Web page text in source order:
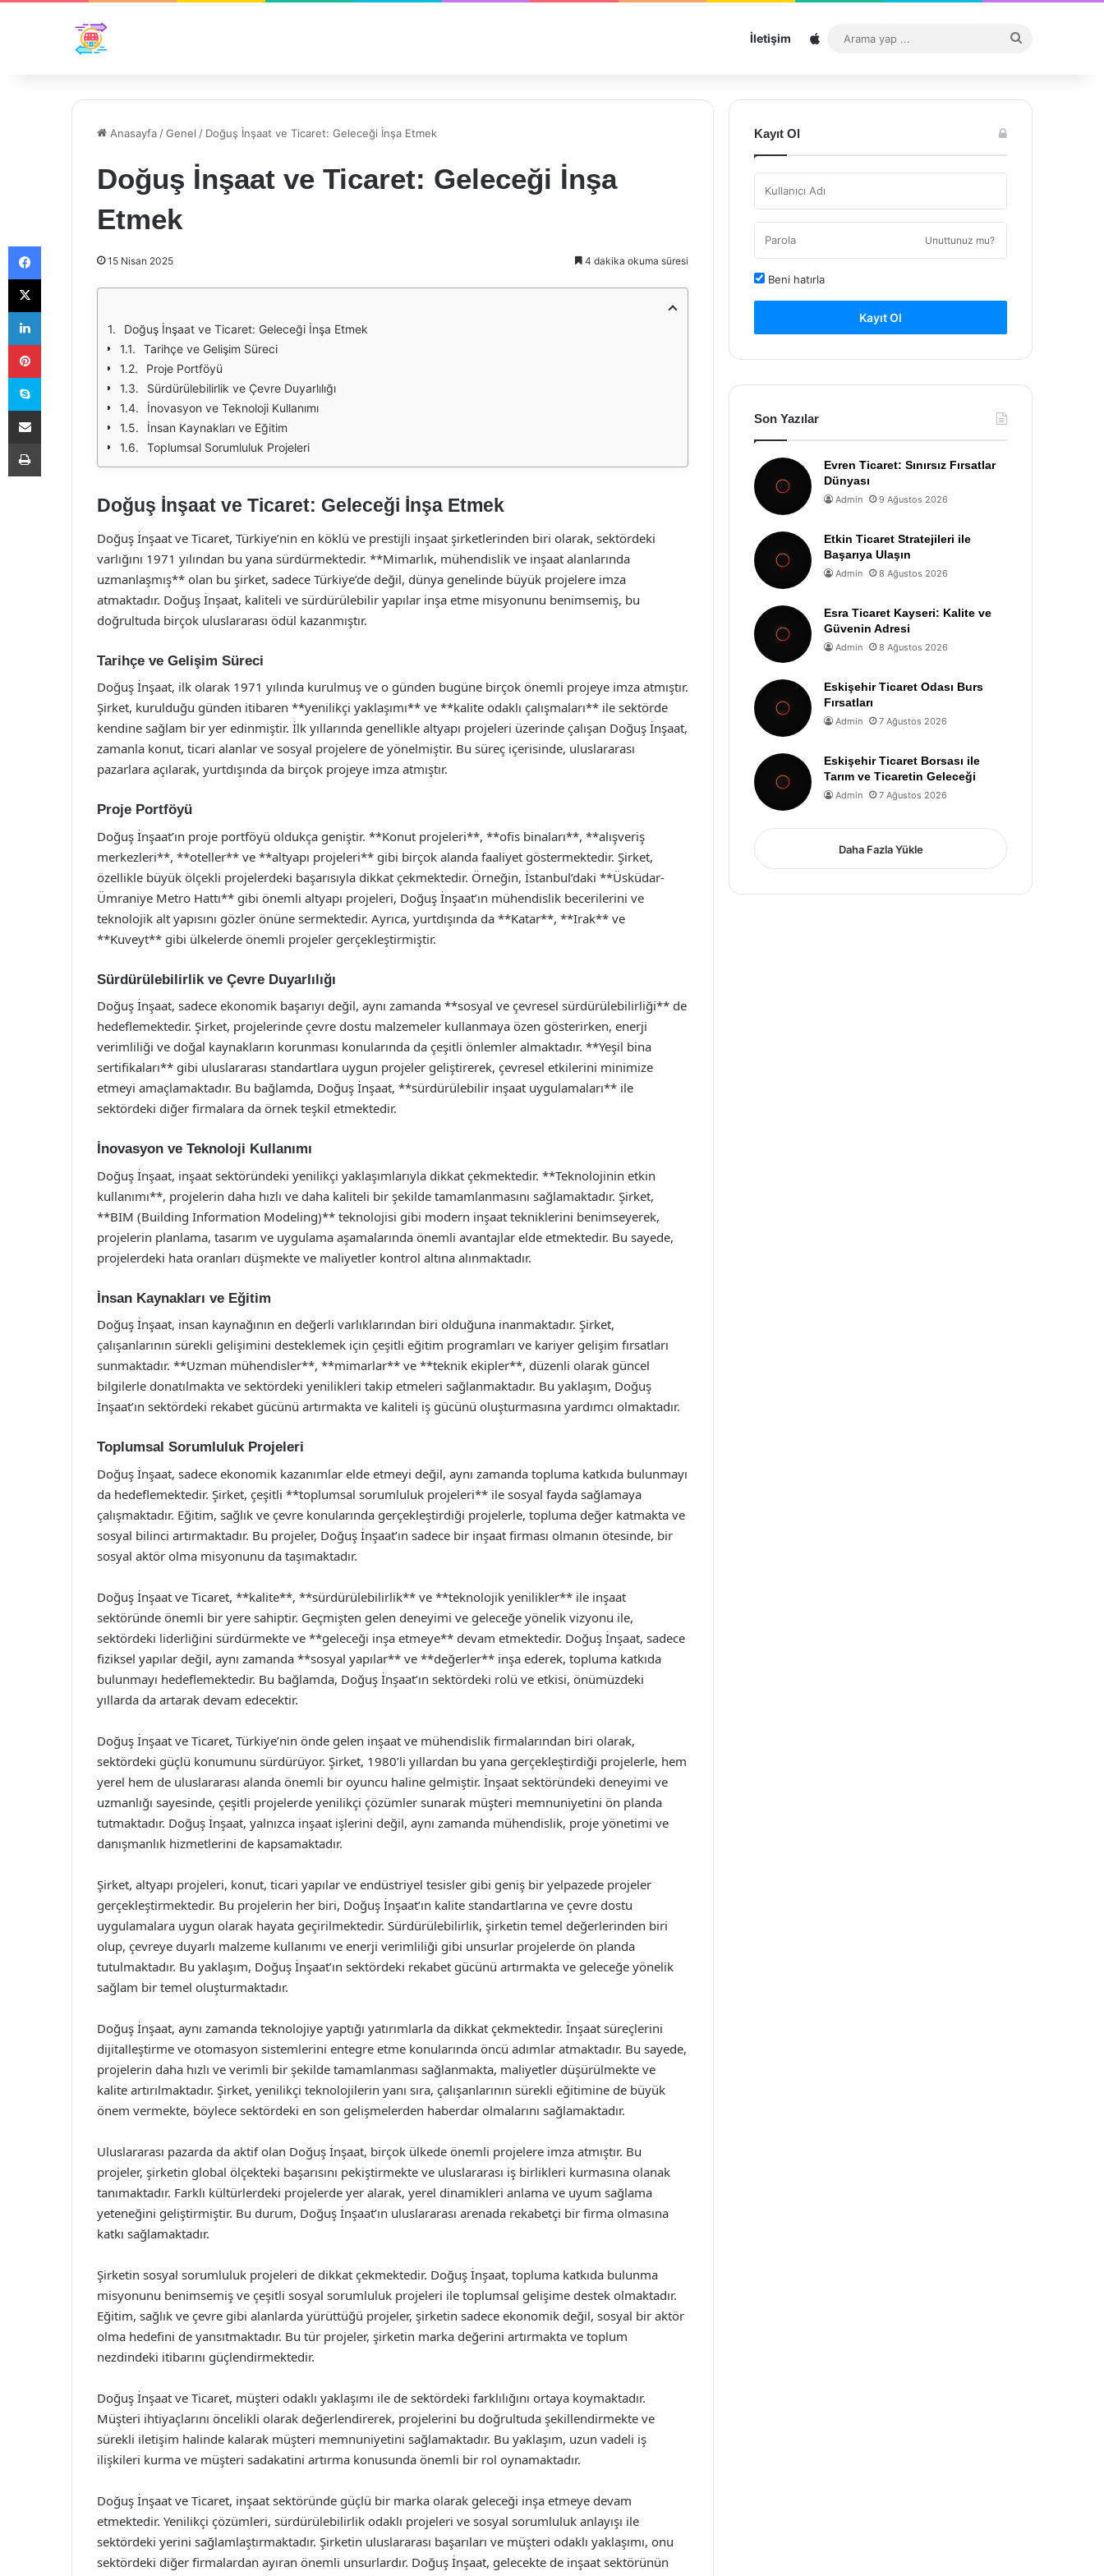
İletişim Sitemap
...
Anasayfa /Genel / Doğuş İnşaat ve Ticaret: Geleceği İnşa Etmek
Doğuş İnşaat ve Ticaret: Geleceği İnşa
Etmek
15 Nisan 2025 4 dakika okuma süresi
Doğuş İnşaat ve Ticaret: Geleceği İnşa Etmek
Tarihçe ve Gelişim Süreci
Proje Portföyü
Sürdürülebilirlik ve Çevre Duyarlılığı
İnovasyon ve Teknoloji Kullanımı
İnsan Kaynakları ve Eğitim
Toplumsal Sorumluluk Projeleri
Doğuş İnşaat ve Ticaret: Geleceği İnşa Etmek
Doğuş İnşaat ve Ticaret, Türkiye’nin en köklü ve prestijli inşaat şirketlerinden biri olarak, sektördeki
varlığını 1971 yılından bu yana sürdürmektedir. **Mimarlık, mühendislik ve inşaat alanlarında
uzmanlaşmış** olan bu şirket, sadece Türkiye’de değil, dünya genelinde büyük projelere imza
atmaktadır. Doğuş İnşaat, kaliteli ve sürdürülebilir yapılar inşa etme misyonunu benimsemiş, bu
doğrultuda birçok uluslararası ödül kazanmıştır.
Tarihçe ve Gelişim Süreci
Doğuş İnşaat, ilk olarak 1971 yılında kurulmuş ve o günden bugüne birçok önemli projeye imza atmıştır.
Şirket, kurulduğu günden itibaren **yenilikçi yaklaşımı** ve **kalite odaklı çalışmaları** ile sektörde
kendine sağlam bir yer edinmiştir. İlk yıllarında genellikle altyapı projeleri üzerinde çalışan Doğuş İnşaat,
zamanla konut, ticari alanlar ve sosyal projelere de yönelmiştir. Bu süreç içerisinde, uluslararası
pazarlara açılarak, yurtdışında da birçok projeye imza atmıştır.
Proje Portföyü
Doğuş İnşaat’ın proje portföyü oldukça geniştir. **Konut projeleri**, **ofis binaları**, **alışveriş
merkezleri**, **oteller** ve **altyapı projeleri** gibi birçok alanda faaliyet göstermektedir. Şirket,
özellikle büyük ölçekli projelerdeki başarısıyla dikkat çekmektedir. Örneğin, İstanbul’daki **Üsküdar-
Ümraniye Metro Hattı** gibi önemli altyapı projeleri, Doğuş İnşaat’ın mühendislik becerilerini ve
teknolojik alt yapısını gözler önüne sermektedir. Ayrıca, yurtdışında da **Katar**, **Irak** ve
**Kuveyt** gibi ülkelerde önemli projeler gerçekleştirmiştir.
Sürdürülebilirlik ve Çevre Duyarlılığı
Doğuş İnşaat, sadece ekonomik başarıyı değil, aynı zamanda **sosyal ve çevresel sürdürülebilirliği** de
hedeflemektedir. Şirket, projelerinde çevre dostu malzemeler kullanmaya özen gösterirken, enerji
verimliliği ve doğal kaynakların korunması konularında da çeşitli önlemler almaktadır. **Yeşil bina
sertifikaları** gibi uluslararası standartlara uygun projeler geliştirerek, çevresel etkilerini minimize
etmeyi amaçlamaktadır. Bu bağlamda, Doğuş İnşaat, **sürdürülebilir inşaat uygulamaları** ile
sektördeki diğer firmalara da örnek teşkil etmektedir.
İnovasyon ve Teknoloji Kullanımı
Doğuş İnşaat, inşaat sektöründeki yenilikçi yaklaşımlarıyla dikkat çekmektedir. **Teknolojinin etkin
kullanımı**, projelerin daha hızlı ve daha kaliteli bir şekilde tamamlanmasını sağlamaktadır. Şirket,
**BIM (Building Information Modeling)** teknolojisi gibi modern inşaat tekniklerini benimseyerek,
projelerin planlama, tasarım ve uygulama aşamalarında önemli avantajlar elde etmektedir. Bu sayede,
projelerdeki hata oranları düşmekte ve maliyetler kontrol altına alınmaktadır.
İnsan Kaynakları ve Eğitim
Doğuş İnşaat, insan kaynağının en değerli varlıklarından biri olduğuna inanmaktadır. Şirket,
çalışanlarının sürekli gelişimini desteklemek için çeşitli eğitim programları ve kariyer gelişim fırsatları
sunmaktadır. **Uzman mühendisler**, **mimarlar** ve **teknik ekipler**, düzenli olarak güncel
bilgilerle donatılmakta ve sektördeki yenilikleri takip etmeleri sağlanmaktadır. Bu yaklaşım, Doğuş
İnşaat’ın sektördeki rekabet gücünü artırmakta ve kaliteli iş gücünü oluşturmasına yardımcı olmaktadır.
Toplumsal Sorumluluk Projeleri
Doğuş İnşaat, sadece ekonomik kazanımlar elde etmeyi değil, aynı zamanda topluma katkıda bulunmayı
da hedeflemektedir. Şirket, çeşitli **toplumsal sorumluluk projeleri** ile sosyal fayda sağlamaya
çalışmaktadır. Eğitim, sağlık ve çevre konularında gerçekleştirdiği projelerle, topluma değer katmakta ve
sosyal bilinci artırmaktadır. Bu projeler, Doğuş İnşaat’ın sadece bir inşaat firması olmanın ötesinde, bir
sosyal aktör olma misyonunu da taşımaktadır.
Doğuş İnşaat ve Ticaret, **kalite**, **sürdürülebilirlik** ve **teknolojik yenilikler** ile inşaat
sektöründe önemli bir yere sahiptir. Geçmişten gelen deneyimi ve geleceğe yönelik vizyonu ile,
sektördeki liderliğini sürdürmekte ve **geleceği inşa etmeye** devam etmektedir. Doğuş İnşaat, sadece
fiziksel yapılar değil, aynı zamanda **sosyal yapılar** ve **değerler** inşa ederek, topluma katkıda
bulunmayı hedeflemektedir. Bu bağlamda, Doğuş İnşaat’ın sektördeki rolü ve etkisi, önümüzdeki
yıllarda da artarak devam edecektir.
Doğuş İnşaat ve Ticaret, Türkiye’nin önde gelen inşaat ve mühendislik firmalarından biri olarak,
sektördeki güçlü konumunu sürdürüyor. Şirket, 1980’li yıllardan bu yana gerçekleştirdiği projelerle, hem
yerel hem de uluslararası alanda önemli bir oyuncu haline gelmiştir. İnşaat sektöründeki deneyimi ve
uzmanlığı sayesinde, çeşitli projelerde yenilikçi çözümler sunarak müşteri memnuniyetini ön planda
tutmaktadır. Doğuş İnşaat, yalnızca inşaat işlerini değil, aynı zamanda mühendislik, proje yönetimi ve
danışmanlık hizmetlerini de kapsamaktadır.
Şirket, altyapı projeleri, konut, ticari yapılar ve endüstriyel tesisler gibi geniş bir yelpazede projeler
gerçekleştirmektedir. Bu projelerin her biri, Doğuş İnşaat’ın kalite standartlarına ve çevre dostu
uygulamalara uygun olarak hayata geçirilmektedir. Sürdürülebilirlik, şirketin temel değerlerinden biri
olup, çevreye duyarlı malzeme kullanımı ve enerji verimliliği gibi unsurlar projelerde ön planda
tutulmaktadır. Bu yaklaşım, Doğuş İnşaat’ın sektördeki rekabet gücünü artırmakta ve geleceğe yönelik
sağlam bir temel oluşturmaktadır.
Doğuş İnşaat, aynı zamanda teknolojiye yaptığı yatırımlarla da dikkat çekmektedir. İnşaat süreçlerini
dijitalleştirme ve otomasyon sistemlerini entegre etme konularında öncü adımlar atmaktadır. Bu sayede,
projelerin daha hızlı ve verimli bir şekilde tamamlanması sağlanmakta, maliyetler düşürülmekte ve
kalite artırılmaktadır. Şirket, yenilikçi teknolojilerin yanı sıra, çalışanlarının sürekli eğitimine de büyük
önem vermekte, böylece sektördeki en son gelişmelerden haberdar olmalarını sağlamaktadır.
Uluslararası pazarda da aktif olan Doğuş İnşaat, birçok ülkede önemli projelere imza atmıştır. Bu
projeler, şirketin global ölçekteki başarısını pekiştirmekte ve uluslararası iş birlikleri kurmasına olanak
tanımaktadır. Farklı kültürlerdeki projelerde yer alarak, yerel dinamikleri anlama ve uyum sağlama
yeteneğini geliştirmiştir. Bu durum, Doğuş İnşaat’ın uluslararası arenada rekabetçi bir firma olmasına
katkı sağlamaktadır.
Şirketin sosyal sorumluluk projeleri de dikkat çekmektedir. Doğuş İnşaat, topluma katkıda bulunma
misyonunu benimsemiş ve çeşitli sosyal sorumluluk projeleri ile toplumsal gelişime destek olmaktadır.
Eğitim, sağlık ve çevre gibi alanlarda yürüttüğü projeler, şirketin sadece ekonomik değil, sosyal bir aktör
olma hedefini de yansıtmaktadır. Bu tür projeler, şirketin marka değerini artırmakta ve toplum
nezdindeki itibarını güçlendirmektedir.
Doğuş İnşaat ve Ticaret, müşteri odaklı yaklaşımı ile de sektördeki farklılığını ortaya koymaktadır.
Müşteri ihtiyaçlarını öncelikli olarak değerlendirerek, projelerini bu doğrultuda şekillendirmekte ve
sürekli iletişim halinde kalarak müşteri memnuniyetini sağlamaktadır. Bu yaklaşım, uzun vadeli iş
ilişkileri kurma ve müşteri sadakatini artırma konusunda önemli bir rol oynamaktadır.
Doğuş İnşaat ve Ticaret, inşaat sektöründe güçlü bir marka olarak geleceği inşa etmeye devam
etmektedir. Yenilikçi çözümleri, sürdürülebilirlik odaklı projeleri ve sosyal sorumluluk anlayışı ile
sektördeki yerini sağlamlaştırmaktadır. Şirketin uluslararası başarıları ve müşteri odaklı yaklaşımı, onu
sektördeki diğer firmalardan ayıran önemli unsurlardır. Doğuş İnşaat, gelecekte de inşaat sektörünün
Kayıt Ol
Unuttunuz mu?
Beni hatırla
Kayıt Ol
Son Yazılar
Evren Ticaret: Sınırsız Fırsatlar
Dünyası
Admin 9 Ağustos 2026
Etkin Ticaret Stratejileri ile
Başarıya Ulaşın
Admin 8 Ağustos 2026
Esra Ticaret Kayseri: Kalite ve
Güvenin Adresi
Admin 8 Ağustos 2026
Eskişehir Ticaret Odası Burs
Fırsatları
Admin 7 Ağustos 2026
Eskişehir Ticaret Borsası ile
Tarım ve Ticaretin Geleceği
Admin 7 Ağustos 2026
Daha Fazla Yükle
Facebook
X
LinkedIn
Pinterest
Skype
E-Posta ile paylaş